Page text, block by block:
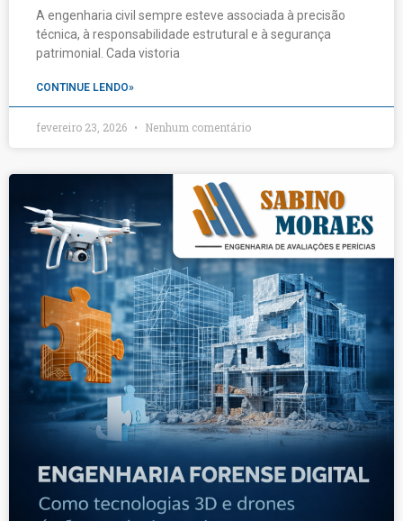
A engenharia civil sempre esteve associada à precisão
técnica, à responsabilidade estrutural e à segurança
patrimonial. Cada vistoria
CONTINUE LENDO»
fevereiro 23, 2026 Nenhum comentário